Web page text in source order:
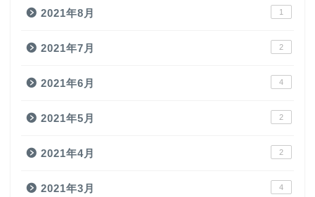
2021年8月 1
2021年7月 2
2021年6月 4
2021年5月 2
2021年4月 2
2021年3月 4